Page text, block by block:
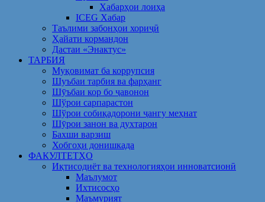
Хабарҳои лоиҳа
ICEG Хабар
Таълими забонҳои хориҷӣ
Ҳайати кормандон
Дастаи «Энактус»
ТАРБИЯ
Муқовимат ба коррупсия
Шуъбаи тарбия ва фарҳанг
Шӯъбаи кор бо ҷавонон
Шўрои сарпарастон
Шўрои собиқадорони ҷангу меҳнат
Шӯрои занон ва духтарон
Бахши варзиш
Хобгоҳи донишкада
ФАКУЛТЕТҲО
Иқтисодиёт ва технологияҳои инноватсионӣ
Маълумот
Ихтисосҳо
Маъмурият